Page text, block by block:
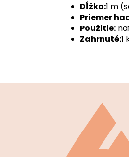
Dĺžka:1 m
Priemer
Použitie:
Zahrnuté:1
Z